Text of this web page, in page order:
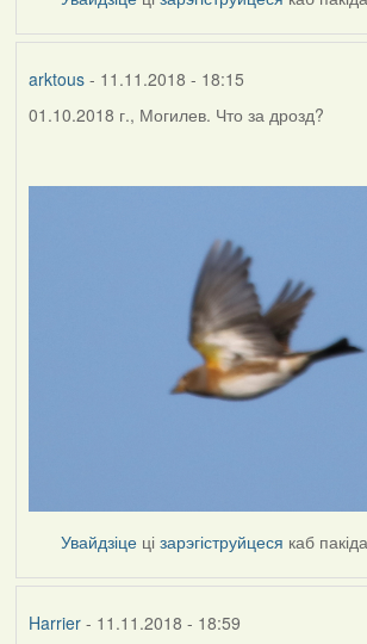
Harrier
arktous- 11.11.2018 - 18:15
01.10.2018 г., Могилев. Что за дрозд?
Увайдзіце цізарэгіструйцеся каб
Harrier- 11.11.2018 - 18:59